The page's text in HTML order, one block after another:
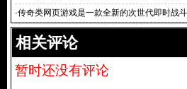
世界_网页传奇游戏
·传奇类网页游戏是一款全新的次世代即时战
相关评论
暂时还没有评论